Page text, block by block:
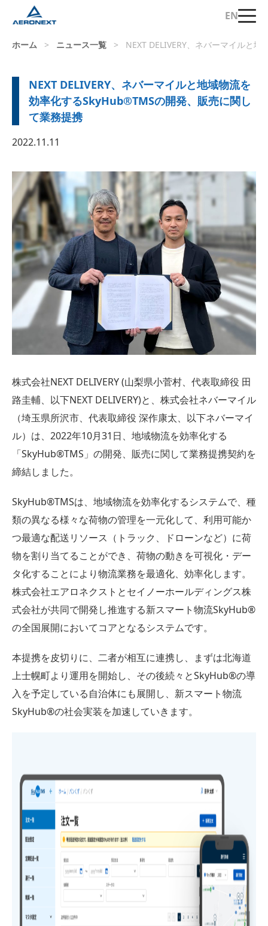
EN
ホーム > ニュース一覧 > NEXT DELIVERY、ネバーマイルと
NEXT DELIVERY、ネバーマイルと地域物流を
効率化するSkyHub®︎TMSの開発、販売に関し
て業務提携
2022.11.11
株式会社NEXT DELIVERY (山梨県小菅村、代表取締役 田
路圭輔、以下NEXT DELIVERY)と、株式会社ネバーマイル
（埼玉県所沢市、代表取締役 深作康太、以下ネバーマイ
ル）は、2022年10月31日、地域物流を効率化する
「SkyHub®︎TMS」の開発、販売に関して業務提携契約を
締結しました。
SkyHub®TMSは、地域物流を効率化するシステムで、種
類の異なる様々な荷物の管理を一元化して、利用可能か
つ最適な配送リソース（トラック、ドローンなど）に荷
物を割り当てることができ、荷物の動きを可視化・デー
タ化することにより物流業務を最適化、効率化します。
株式会社エアロネクストとセイノーホールディングス株
式会社が共同で開発し推進する新スマート物流SkyHub®
の全国展開においてコアとなるシステムです。
本提携を皮切りに、二者が相互に連携し、まずは北海道
上士幌町より運用を開始し、その後続々とSkyHub®の導
入を予定している自治体にも展開し、新スマート物流
SkyHub®の社会実装を加速していきます。